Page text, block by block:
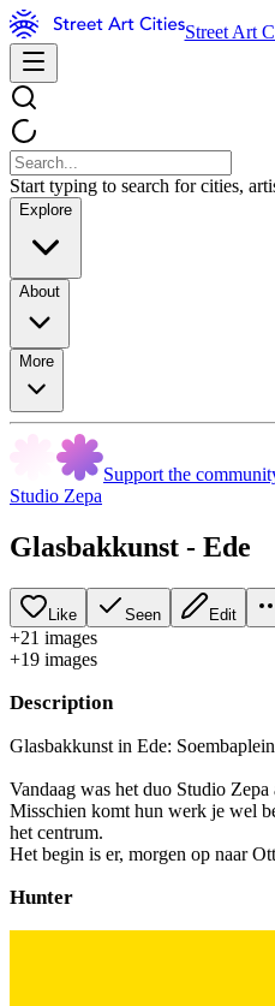
Street Art
Start typing to search for cities,
Explore
About
More
Support the
Studio Zepa
Glasbakkunst - Ede
Like Seen Edit
+21 images
+19 images
Description
Glasbakkunst in Ede: Soembaplein
Vandaag was het duo Studio
Misschien komt hun werk je wel
het centrum.
Het begin is er, morgen op naar
Hunter